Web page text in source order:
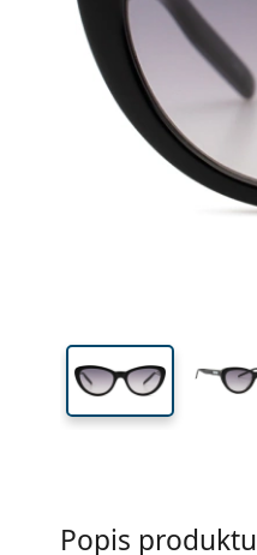
34 mm
Výška očnice
Popis produktu